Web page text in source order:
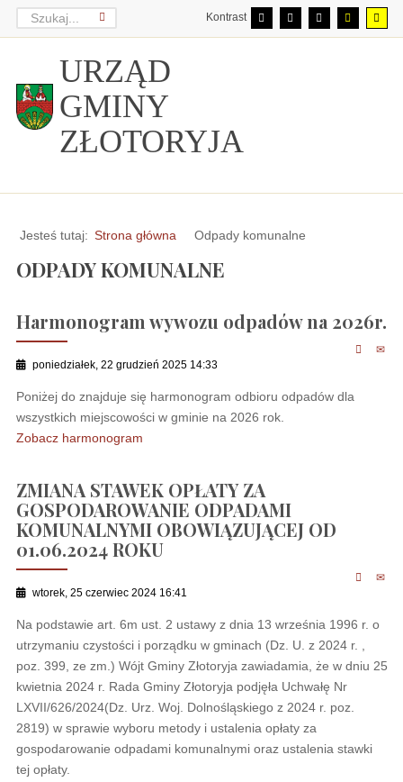
Kontrast
URZĄD
GMINY
ZŁOTORYJA
Jesteś tutaj: Strona główna Odpady komunalne
ODPADY KOMUNALNE
Harmonogram wywozu odpadów na 2026r.
poniedziałek, 22 grudzień 2025 14:33
Poniżej do znajduje się harmonogram odbioru odpadów dla
wszystkich miejscowości w gminie na 2026 rok.
Zobacz harmonogram
ZMIANA STAWEK OPŁATY ZA
GOSPODAROWANIE ODPADAMI
KOMUNALNYMI OBOWIĄZUJĄCEJ OD
01.06.2024 ROKU
wtorek, 25 czerwiec 2024 16:41
Na podstawie art. 6m ust. 2 ustawy z dnia 13 września 1996 r. o
utrzymaniu czystości i porządku w gminach (Dz. U. z 2024 r. ,
poz. 399, ze zm.) Wójt Gminy Złotoryja zawiadamia, że w dniu 25
kwietnia 2024 r. Rada Gminy Złotoryja podjęła Uchwałę Nr
LXVII/626/2024(Dz. Urz. Woj. Dolnośląskiego z 2024 r. poz.
2819) w sprawie wyboru metody i ustalenia opłaty za
gospodarowanie odpadami komunalnymi oraz ustalenia stawki
tej opłaty.